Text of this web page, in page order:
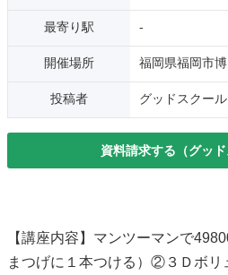
最寄り駅 -
開催場所 福岡県福岡市
投稿者 グッドスクール
資料請求する（グッド
【講座内容】マンツーマンで
まつげに１本つける）②３Ｄボリ